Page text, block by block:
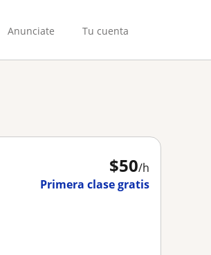
Anunciate Tu cuenta
$50/h
Primera clase gratis